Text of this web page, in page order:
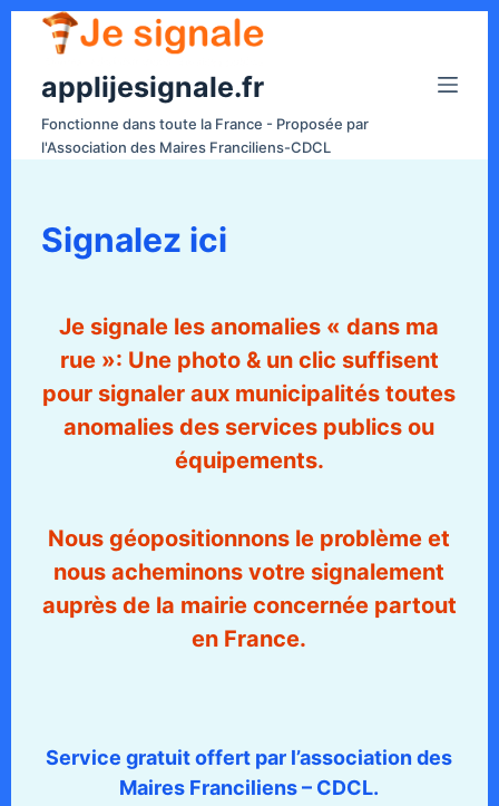
applijesignale.fr
Fonctionne dans toute la France - Proposée par
l'Association des Maires Franciliens-CDCL
Signalez ici
Je signale les anomalies « dans ma
rue »: Une photo & un clic suffisent
pour signaler aux municipalités toutes
anomalies des services publics ou
équipements.
Nous géopositionnons le problème et
nous acheminons votre signalement
auprès de la mairie concernée partout
en France.
Service gratuit offert par l’association des
Maires Franciliens – CDCL.